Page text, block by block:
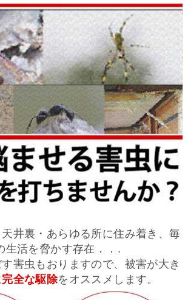
井裏・あらゆる所に住み着き、毎
生活を脅かす存在．．.
害虫もおりますので、被害が大き
完全な駆除をオススメします。